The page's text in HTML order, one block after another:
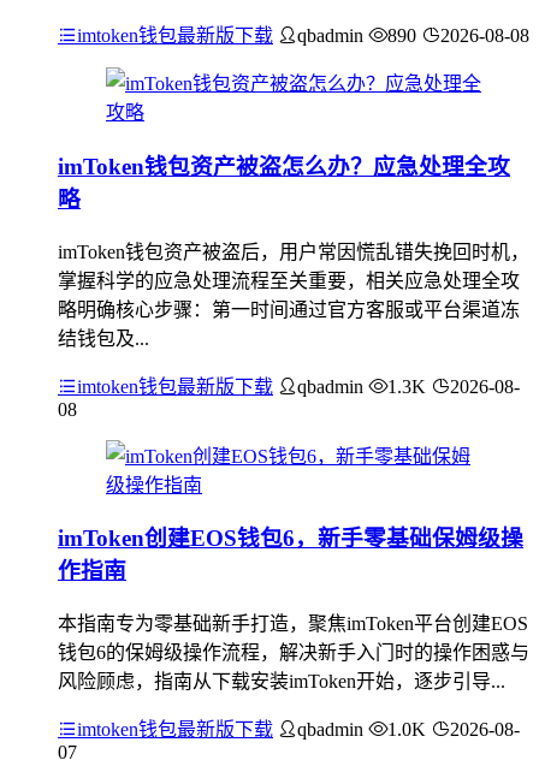
imtoken钱包最新版下载 qbadmin 890 2026-08-08
imToken钱包资产被盗怎么办？应急处理全攻
略
imToken钱包资产被盗后，用户常因慌乱错失挽回时机，
掌握科学的应急处理流程至关重要，相关应急处理全攻
略明确核心步骤：第一时间通过官方客服或平台渠道冻
结钱包及...
imtoken钱包最新版下载 qbadmin 1.3K
2026-08-
08
imToken创建EOS钱包6，新手零基础保姆级操
作指南
本指南专为零基础新手打造，聚焦imToken平台创建EOS
钱包6的保姆级操作流程，解决新手入门时的操作困惑与
风险顾虑，指南从下载安装imToken开始，逐步引导...
imtoken钱包最新版下载 qbadmin 1.0K
2026-08-
07